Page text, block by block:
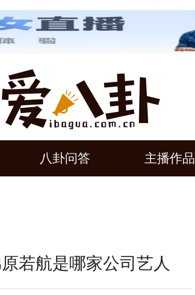
八卦问答 主播作品
若航是哪家公司艺人